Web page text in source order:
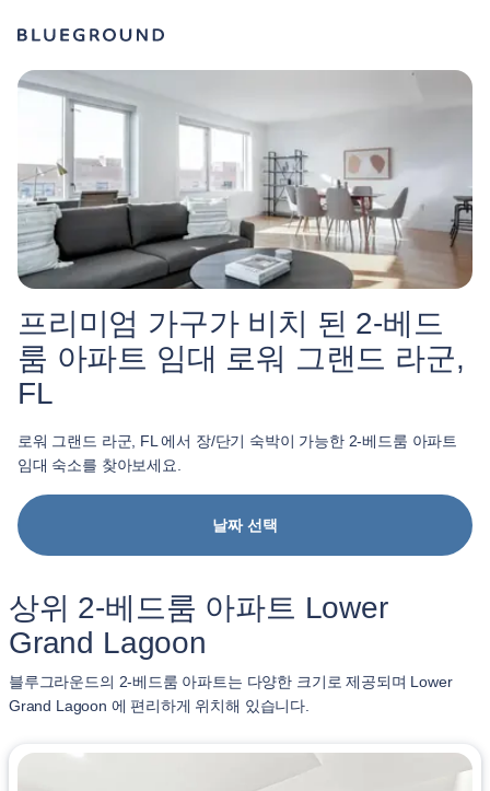
프리미엄 가구가 비치 된 2-베드
룸 아파트 임대 로워 그랜드 라군,
FL
로워 그랜드 라군, FL 에서 장/단기 숙박이 가능한 2-베드룸 아파트
임대 숙소를 찾아보세요.
날짜 선택
상위 2-베드룸 아파트 Lower
Grand Lagoon
블루그라운드의 2-베드룸 아파트는 다양한 크기로 제공되며 Lower
Grand Lagoon 에 편리하게 위치해 있습니다.